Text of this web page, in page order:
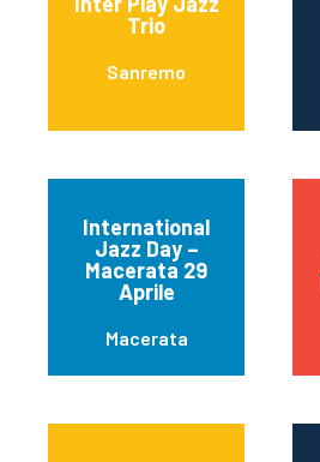
Trio
Sanremo
International
Jazz Day –
Macerata 29
Aprile
Macerata